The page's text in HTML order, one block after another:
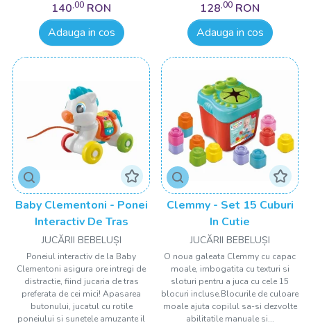
140,00 RON
Adauga in cos
128,00 RON
Adauga in cos
Baby Clementoni - Ponei
Interactiv De Tras
JUCĂRII BEBELUȘI
Poneiul interactiv de la Baby
Clementoni asigura ore intregi de
distractie, fiind jucaria de tras
preferata de cei mici! Apasarea
butonului, jucatul cu rotile
poneiului si sunetele amuzante il
Clemmy - Set 15 Cuburi
In Cutie
JUCĂRII BEBELUȘI
O noua galeata Clemmy cu capac
moale, imbogatita cu texturi si
sloturi pentru a juca cu cele 15
blocuri incluse.Blocurile de culoare
moale ajuta copilul sa-si dezvolte
abilitatile manuale si...